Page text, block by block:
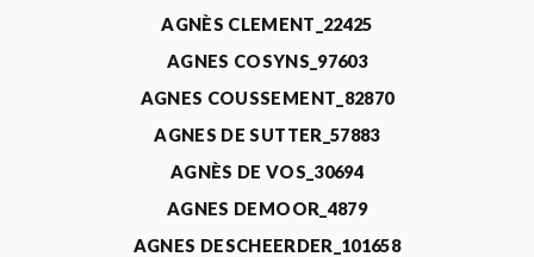
AGNÈS CLEMENT_22425
AGNES COSYNS_97603
AGNES COUSSEMENT_82870
AGNES DE SUTTER_57883
AGNÈS DE VOS_30694
AGNES DEMOOR_4879
AGNES DESCHEERDER_101658